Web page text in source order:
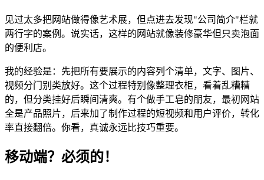
见过太多把网站做得像艺术展，但点进去发现"公司简介"栏就
两行字的案例。说实话，这样的网站就像装修豪华但只卖泡面
的便利店。
我的经验是：先把所有要展示的内容列个清单，文字、图片、
视频分门别类放好。这个过程特别像整理衣柜，看着乱糟糟
的，但分类挂好后瞬间清爽。有个做手工皂的朋友，最初网站
全是产品照片，后来加了制作过程的短视频和用户评价，转化
率直接翻倍。你看，真诚永远比技巧重要。
移动端？必须的！